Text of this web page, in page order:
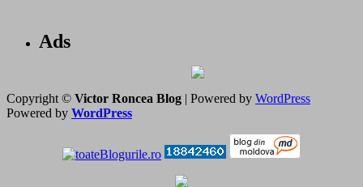
Ads
Copyright © Victor Roncea Blog | Powered by WordPress
Powered by WordPress